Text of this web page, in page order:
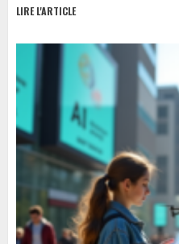
LIRE L'ARTICLE